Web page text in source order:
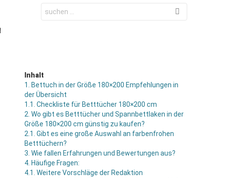
for:
Inhalt
1.
Bettuch in der Größe 180×200 Empfehlungen in
der Übersicht
1.1. Checkliste für Betttücher 180×200 cm
2. Wo gibt es Betttücher und Spannbettlaken in der
Größe 180×200 cm günstig zu kaufen?
2.1. Gibt es eine große Auswahl an farbenfrohen
Betttüchern?
3. Wie fallen Erfahrungen und Bewertungen aus?
4. Häufige Fragen:
4.1. Weitere Vorschläge der Redaktion